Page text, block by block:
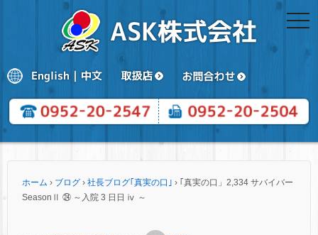
ホーム › ブログ › 社長ブログ｢真実の口｣ › ｢真実の口」2,334 サバイバー
SeasonⅡ ㉔ ～入院 3 日日 ⅳ ～